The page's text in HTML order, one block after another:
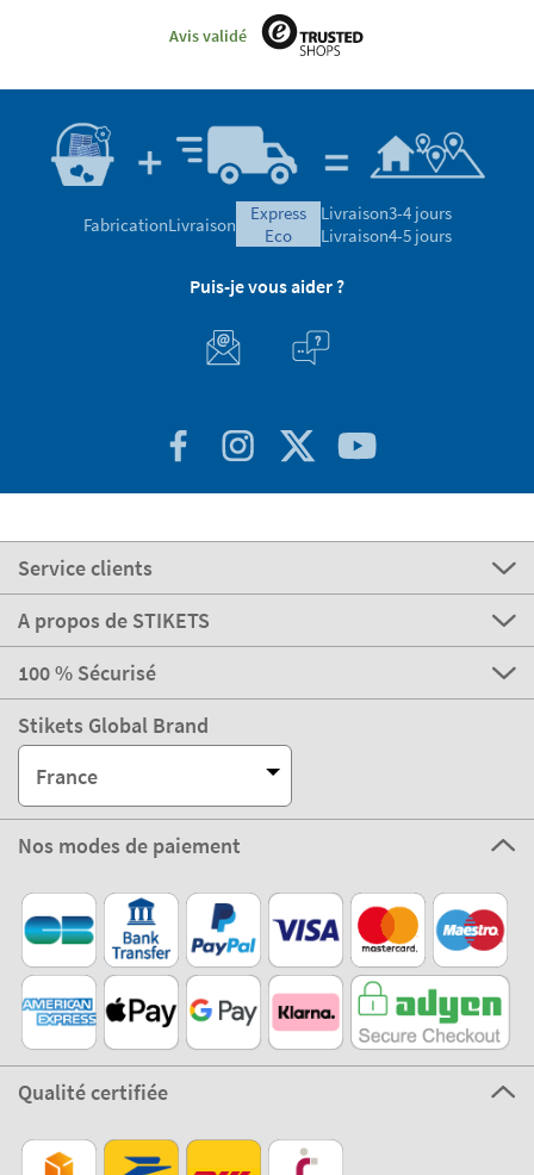
Avis validé
FabricationLivraison
express
eco
Livraison3-4 jours
Livraison4-5 jours
Puis-je vous aider ?
Service clients
A propos de STIKETS
100 % Sécurisé
Stikets Global Brand
France
Nos modes de paiement
Qualité certifiée